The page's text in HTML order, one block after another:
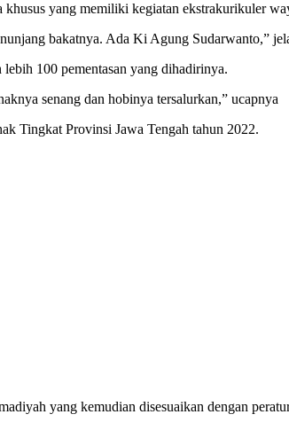
yang memiliki kegiatan ekstrakurikuler
bakatnya. Ada Ki Agung Sudarwanto,”
100 pementasan yang dihadirinya.
senang dan hobinya tersalurkan,” ucapnya
Tingkat Provinsi Jawa Tengah tahun 2022.
yang kemudian disesuaikan dengan